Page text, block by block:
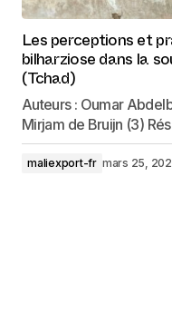
Les perceptions et
bilharziose dans la
(Tchad)
Auteurs : Oumar
Mirjam de Bruijn (3)
maliexport-fr mars 25,